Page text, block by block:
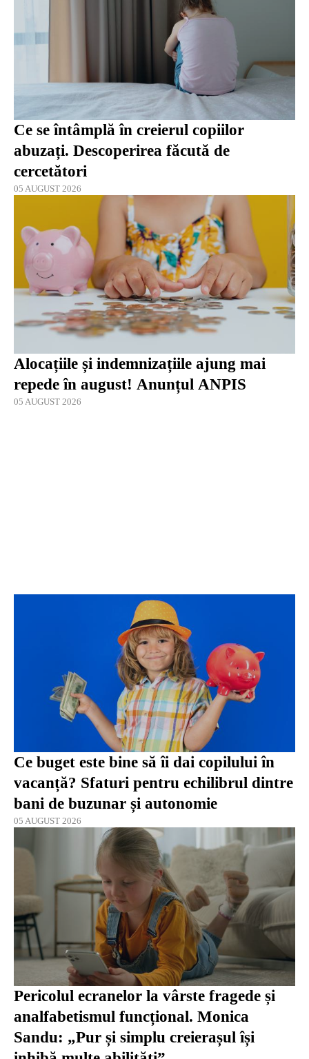
Ce se întâmplă în creierul copiilor
abuzați. Descoperirea făcută de
cercetători
05 AUGUST 2026
Alocațiile și indemnizațiile ajung mai
repede în august! Anunțul ANPIS
05 AUGUST 2026
Ce buget este bine să îi dai copilului în
vacanță? Sfaturi pentru echilibrul dintre
bani de buzunar și autonomie
05 AUGUST 2026
Pericolul ecranelor la vârste fragede și
analfabetismul funcțional. Monica
Sandu: „Pur și simplu creierașul își